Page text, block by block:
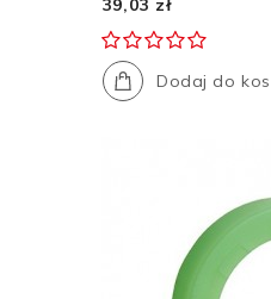
39,03 zł
Dodaj do